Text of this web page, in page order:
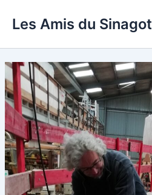
Les Amis du Sinagot